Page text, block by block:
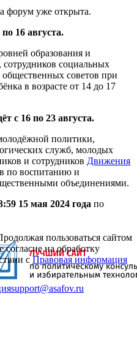
форум уже открыта.
16 августа.
образования и
сотрудников социальных
общественных советов при
в возрасте от 14 до 17
с 16 по 23 августа.
политики,
служб, молодых
и сотрудников Движения
по воспитанию и
объединениями.
15 мая 2024 года по
пользоваться сайтом
согласие на обработку
сПравовая информация
support@asafov.ru